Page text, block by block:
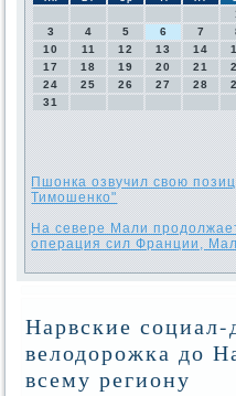
3
4 5 6 7
10
11 12 13 14
17
18 19 20 21
24
25 26 27 28
31
Пшонка озвучил свою
Тимошенко"
На севере Мали
операция сил Франции,
Нарвские социал-
велодорожка до
всему региону